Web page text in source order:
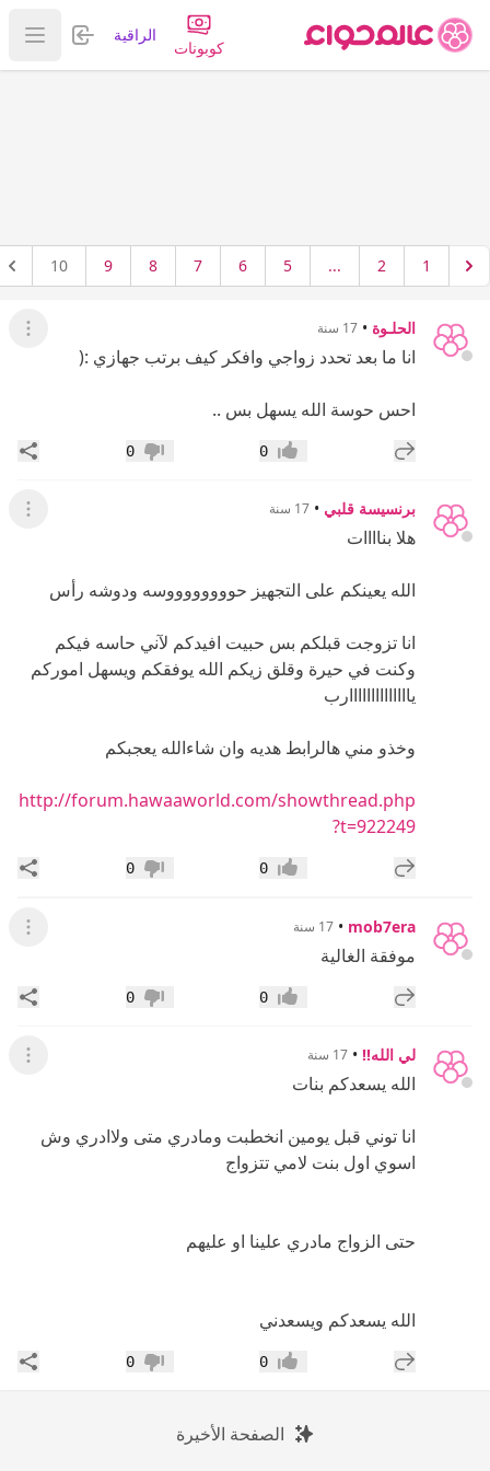
كوبونات
الراقية تسجيل
عرض
1
2
...
5
6
7
8
9
10
الحلـوة • 17 سنة عرض
انا ما بعد تحدد زواجي وافكر كيف برتب جهازي :(
احس حوسة الله يسهل بس ..
إضافة رد جديد إعجاب0 عدم إعجاب
0
برنسيسة قلبي • 17 سنة عرض
هلا بناااات
الله يعينكم على التجهيز حووووووووسه ودوشه رأس
انا تزوجت قبلكم بس حبيت افيدكم لآني حاسه فيكم
وكنت في حيرة وقلق زيكم الله يوفقكم ويسهل اموركم
ياااااااااااااارب
وخذو مني هالرابط هديه وان شاءالله يعجبكم
http://forum.hawaaworld.com/showthread.php
?t=922249
إضافة رد جديد إعجاب0 عدم إعجاب
0
mob7era
• 17 سنة عرض
موفقة الغالية
إضافة رد جديد إعجاب0 عدم إعجاب
0
لي الله!! • 17 سنة عرض
الله يسعدكم بنات
انا توني قبل يومين انخطبت ومادري متى ولاادري وش
اسوي اول بنت لامي تتزواج
حتى الزواج مادري علينا او عليهم
الله يسعدكم ويسعدني
إضافة رد جديد إعجاب0 عدم إعجاب
0
الصفحة الأخيرة